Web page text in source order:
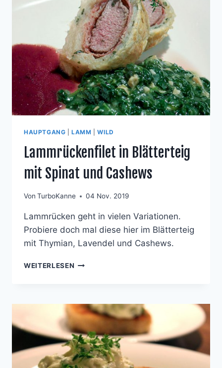
HAUPTGANG |LAMM |WILD
Lammrückenfilet in Blätterteig
mit Spinat und Cashews
Von TurboKanne 04 Nov. 2019
Lammrücken geht in vielen Variationen.
Probiere doch mal diese hier im Blätterteig
mit Thymian, Lavendel und Cashews.
WEITERLESEN LAMMRÜCKENFILET
SPINAT
UND
CASHEWS